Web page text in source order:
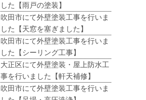
した【雨戸の塗装】
吹田市にて外壁塗装工事を行いま
した【天窓を塞ぎました】
吹田市にて外壁塗装工事を行いま
した【シーリング工事】
大正区にて外壁塗装・屋上防水工
事を行いました【軒天補修】
吹田市にて外壁塗装工事を行いま